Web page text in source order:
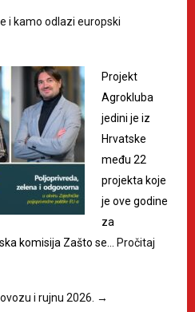
i kamo odlazi europski
Projekt
Agrokluba
jedini je iz
Hrvatske
među 22
projekta koje
je ove godine
za
komisija Zašto se…
Pročitaj
i rujnu 2026. →